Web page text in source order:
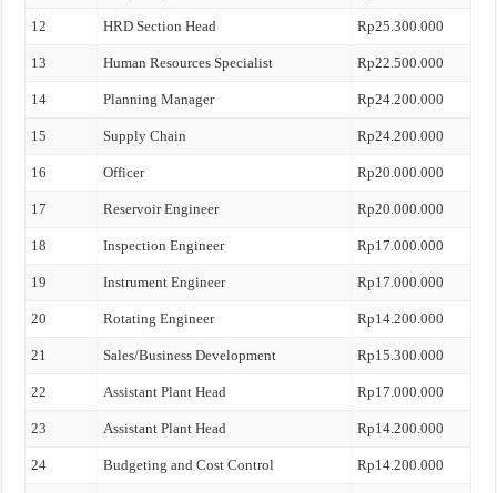
12 HRD Section Head Rp25.300.000
13 Human Resources Specialist Rp22.500.000
14 Planning Manager Rp24.200.000
15 Supply Chain Rp24.200.000
16 Officer Rp20.000.000
17 Reservoir Engineer Rp20.000.000
18 Inspection Engineer Rp17.000.000
19 Instrument Engineer Rp17.000.000
20 Rotating Engineer Rp14.200.000
21 Sales/Business Development Rp15.300.000
22 Assistant Plant Head Rp17.000.000
23 Assistant Plant Head Rp14.200.000
24 Budgeting and Cost Control Rp14.200.000